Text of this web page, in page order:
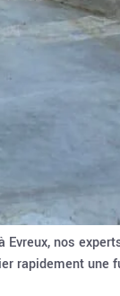
Evreux, nos
rapidement une